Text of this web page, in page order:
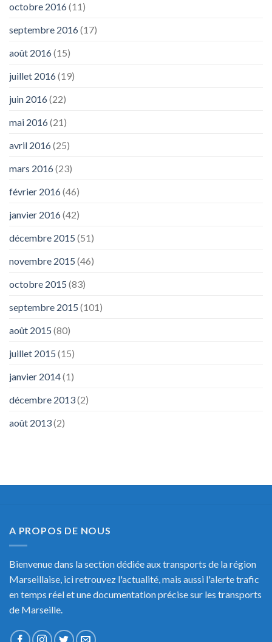
octobre 2016(11)
septembre 2016(17)
août 2016(15)
juillet 2016(19)
juin 2016(22)
mai 2016(21)
avril 2016(25)
mars 2016(23)
février 2016(46)
janvier 2016(42)
décembre 2015 (51)
novembre 2015 (46)
octobre 2015 (83)
septembre 2015 (101)
août 2015 (80)
juillet 2015 (15)
janvier 2014(1)
décembre 2013(2)
août 2013(2)
A PROPOS DE NOUS
Bienvenue dans la section dédiée aux transports de la région
Marseillaise, ici retrouvez l'actualité, mais aussi l'alerte trafic
en temps réel et une documentation précise sur les transports
de Marseille.